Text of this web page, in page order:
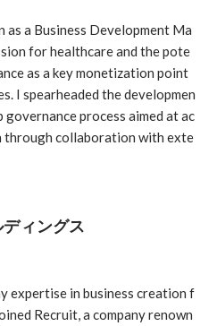
as a Business Development Ma
for healthcare and the pote
as a key monetization point
I spearheaded the developmen
process aimed at ac
collaboration with exte
ィングス
expertise in business creation f
Recruit, a company renown